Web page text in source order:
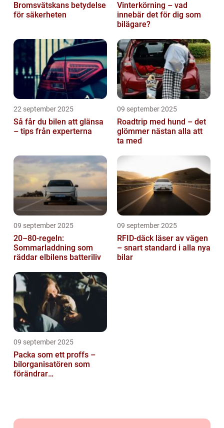
Bromsvätskans betydelse
för säkerheten
Vinterkörning – vad
innebär det för dig som
bilägare?
22 september 2025
Så får du bilen att glänsa
– tips från experterna
09 september 2025
Roadtrip med hund – det
glömmer nästan alla att
ta med
09 september 2025
20–80-regeln:
Sommarladdning som
räddar elbilens batteriliv
09 september 2025
RFID-däck läser av vägen
– snart standard i alla nya
bilar
09 september 2025
Packa som ett proffs –
bilorganisatören som
förändrar